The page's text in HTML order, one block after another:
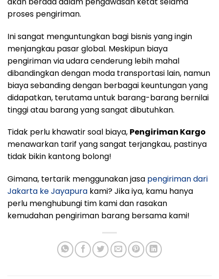
proses pengiriman.
Ini sangat menguntungkan bagi bisnis yang ingin
menjangkau pasar global. Meskipun biaya
pengiriman via udara cenderung lebih mahal
dibandingkan dengan moda transportasi lain, namun
biaya sebanding dengan berbagai keuntungan yang
didapatkan, terutama untuk barang-barang bernilai
tinggi atau barang yang sangat dibutuhkan.
Tidak perlu khawatir soal biaya, Pengiriman Kargo
menawarkan tarif yang sangat terjangkau, pastinya
tidak bikin kantong bolong!
Gimana, tertarik menggunakan jasa pengiriman dari
Jakarta ke Jayapura kami? Jika iya, kamu hanya
perlu menghubungi tim kami dan rasakan
kemudahan pengiriman barang bersama kami!